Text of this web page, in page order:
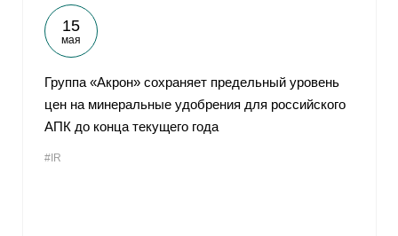
15
мая
Группа «Акрон» сохраняет предельный уровень
цен на минеральные удобрения для российского
АПК до конца текущего года
#IR